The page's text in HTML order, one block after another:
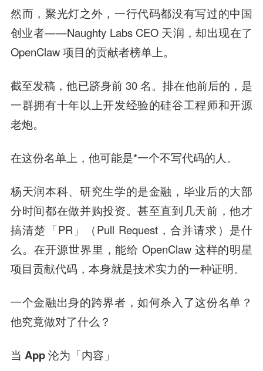
然而，聚光灯之外，一行代码都没有写过的中国
创业者——Naughty Labs CEO 天润，却出现在了
OpenClaw 项目的贡献者榜单上。
截至发稿，他已跻身前 30 名。排在他前后的，是
一群拥有十年以上开发经验的硅谷工程师和开源
老炮。
在这份名单上，他可能是*一个不写代码的人。
杨天润本科、研究生学的是金融，毕业后的大部
分时间都在做并购投资。甚至直到几天前，他才
搞清楚「PR」（Pull Request，合并请求）是什
么。在开源世界里，能给 OpenClaw 这样的明星
项目贡献代码，本身就是技术实力的一种证明。
一个金融出身的跨界者，如何杀入了这份名单？
他究竟做对了什么？
当 App 沦为「内容」